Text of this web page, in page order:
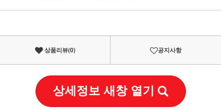
이벤트페이포인트 적립 혜택 2배 UP!
상품리뷰(0) 공지사항
상세정보 새창 열기